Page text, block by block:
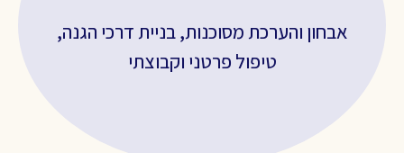
אבחון והערכת מסוכנות, בניית דרכי הגנה,
טיפול פרטני וקבוצתי
www.gov.il